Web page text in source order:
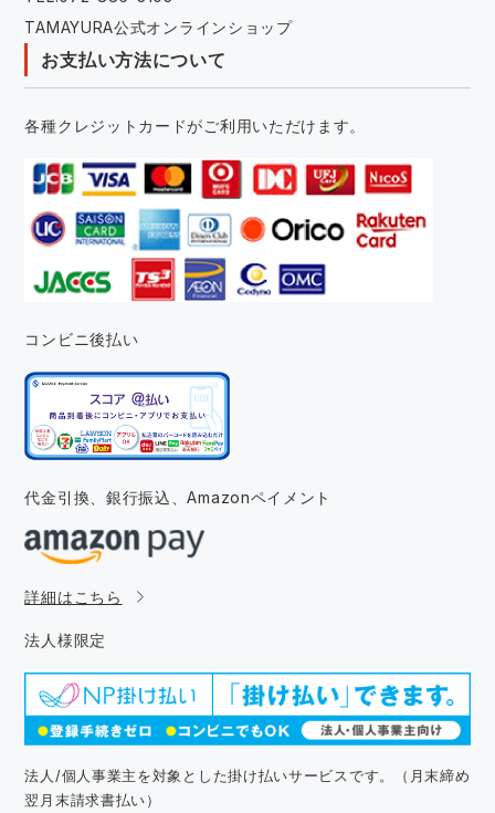
TAMAYURA公式オンラインショップ
お支払い方法について
各種クレジットカードがご利用いただけます。
コンビニ後払い
代金引換、銀行振込、Amazonペイメント
詳細はこちら
法人様限定
法人/個人事業主を対象とした掛け払いサービスです。（月末締め
翌月末請求書払い）